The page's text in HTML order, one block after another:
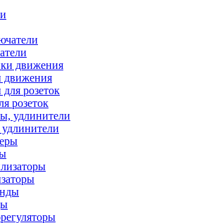
движения
розеток